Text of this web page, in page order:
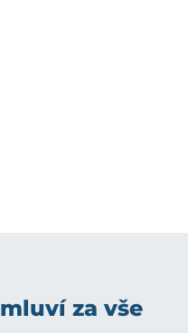
za vše